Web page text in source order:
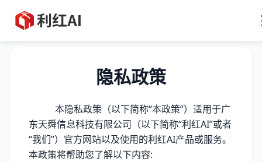
隐私政策
本隐私政策（以下简称“本政策”）适用于广
东天舜信息科技有限公司（以下简称“利红AI”或者
“我们”）官方网站以及使用的利红AI产品或服务。
本政策将帮助您了解以下内容: